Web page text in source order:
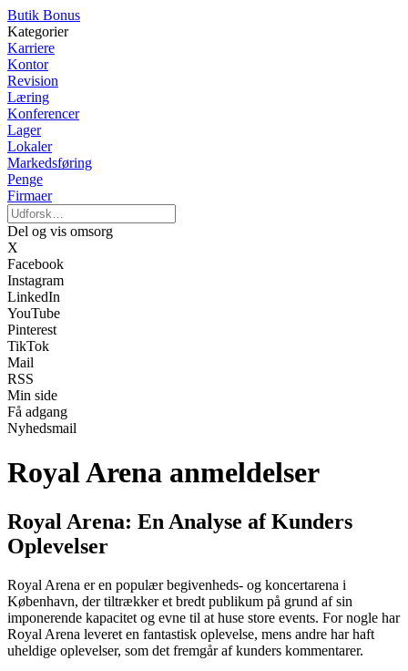
Butik Bonus
Kategorier
Karriere
Kontor
Revision
Læring
Konferencer
Lager
Lokaler
Markedsføring
Penge
Firmaer
Del og vis omsorg
X
Facebook
Instagram
LinkedIn
YouTube
Pinterest
TikTok
Mail
RSS
Min side
Få adgang
Nyhedsmail
Royal Arena anmeldelser
Royal Arena: En Analyse af Kunders
Oplevelser
Royal Arena er en populær begivenheds- og koncertarena i
København, der tiltrækker et bredt publikum på grund af sin
imponerende kapacitet og evne til at huse store events. For nogle har
Royal Arena leveret en fantastisk oplevelse, mens andre har haft
uheldige oplevelser, som det fremgår af kunders kommentarer.